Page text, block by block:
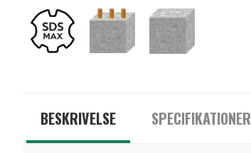
BESKRIVELSE SPECIFIKATIONER